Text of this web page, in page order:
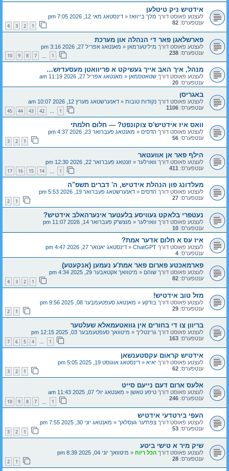
אידטיש ניק טיטלען
לעצטע פאוסט דורך מלך בייוואז « דינסטאג מאי 12, 2026 7:05 pm
ענטפערס: 82
1
2
3
4
פארשלאגן פאר די הנהלה און מערכת
לעצטע פאוסט דורך מיליטערמאן « מאנטאג אפריל 27, 2026 3:16 pm
ענטפערס: 238
1
7
8
9
10
מנהל, איך האב אייך געשיקט א פריוואטן מעסעדזש…
לעצטע פאוסט דורך שטאטסמאן « מאנטאג אפריל 27, 2026 11:19 am
ענטפערס: 20
באגריסן
לעצטע פאוסט דורך נקודות טובות « דאנערשטאג מערץ 12, 2026 10:07 am
ענטפערס: 1106
1
…
42
43
44
45
וואס איז אידטיש'ס צוקונפט? — חלום חלמתי
לעצטע פאוסט דורך הדסים « מאנטאג פעברואר 23, 2026 4:37 pm
ענטפערס: 56
1
2
3
הילף פאר אן אוועטאר
לעצטע פאוסט דורך וואוילער « זונטאג פעברואר 22, 2026 12:30 pm
ענטפערס: 411
1
14
15
16
17
מעלדונג פון הנהלת אידטיש, ה' דברים תשפ"ה
לעצטע פאוסט דורך הדסים « דאנערשטאג פעברואר 19, 2026 5:53 pm
ענטפערס: 27
1
2
נעטפרי בלאקט געוויסע בלעטער אינערהאלב אידטיש?
לעצטע פאוסט דורך וואוילער « מוצש"ק פעברואר 14, 2026 11:07 pm
ענטפערס: 10
איז עס א חלום אדער אמת?
לעצטע פאוסט דורך ChatGPT
« דינסטאג יאנואר 27, 2026 4:47 pm
ענטפערס: 4
פארמאכטע פארום פאר אמת'ע נעמען (אנקעטע)
לעצטע פאוסט דורך שוהם « מיטוואך אקטאבער 29, 2025 4:34 pm
ענטפערס: 82
1
2
3
4
מזל טוב אידטיש!
לעצטע פאוסט דורך בודקע « מאנטאג סעפטעמבער 08, 2025 9:56 pm
ענטפערס: 29
1
2
בריוון צו די בחורים אין גוואטעמאלא שעלטער
לעצטע פאוסט דורך גרינטליך « מיטוואך סעפטעמבער 03, 2025 12:15 pm
ענטפערס: 163
1
…
4
5
6
7
אידטיש קראום עקסטענשאן
לעצטע פאוסט דורך יאיא « דינסטאג אוגוסט 19, 2025 5:05 pm
ענטפערס: 62
1
2
3
אלעס ארום דעם נייעם סייט
לעצטע פאוסט דורך טיפע טאשן « מאנטאג יולי 07, 2025 11:43 am
ענטפערס: 246
1
7
8
9
10
העפי בירטדעי אידטיש
לעצטע פאוסט דורך צפת'ער געסלאך « מאנטאג יוני 30, 2025 7:55 pm
ענטפערס: 53
1
2
3
שיק מיר א טישי ביטע
לעצטע פאוסט דורך הכל ריוח « מיטוואך יוני 04, 2025 8:39 pm
ענטפערס: 28
1
2